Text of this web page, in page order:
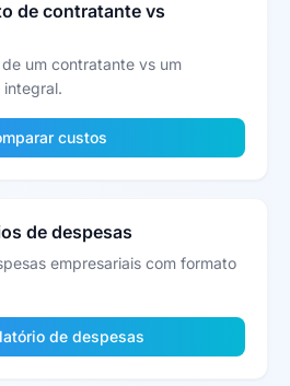
de contratante vs
um contratante vs um
custos
de despesas
empresariais com formato
de despesas